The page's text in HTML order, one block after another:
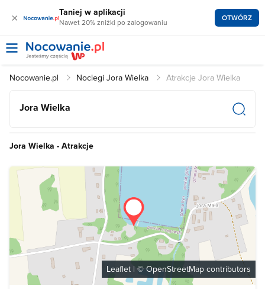
× Taniej w aplikacji
Nawet 20% zniżki po zalogowaniu OTWÓRZ
Nocowanie.pl Noclegi Jora Wielka Atrakcje Jora Wielka
Jora Wielka
Jora Wielka - Atrakcje
Leaflet | © OpenStreetMap contributors